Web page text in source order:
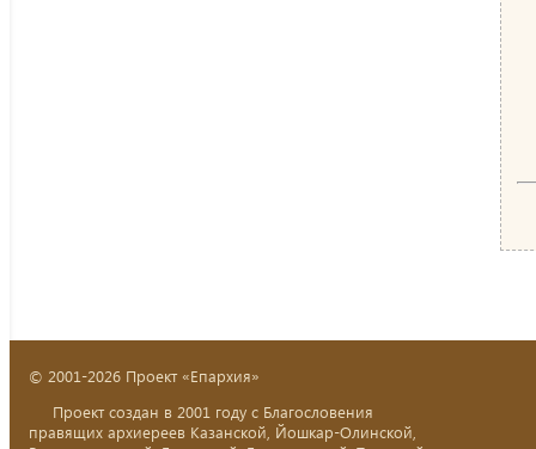
© 2001-2026 Проект «Епархия»
Проект создан в 2001 году с Благословения
правящих архиереев Казанской, Йошкар-Олинской,